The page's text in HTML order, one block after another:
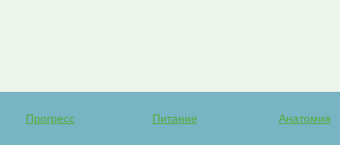
Прогресс Питание Анатомия